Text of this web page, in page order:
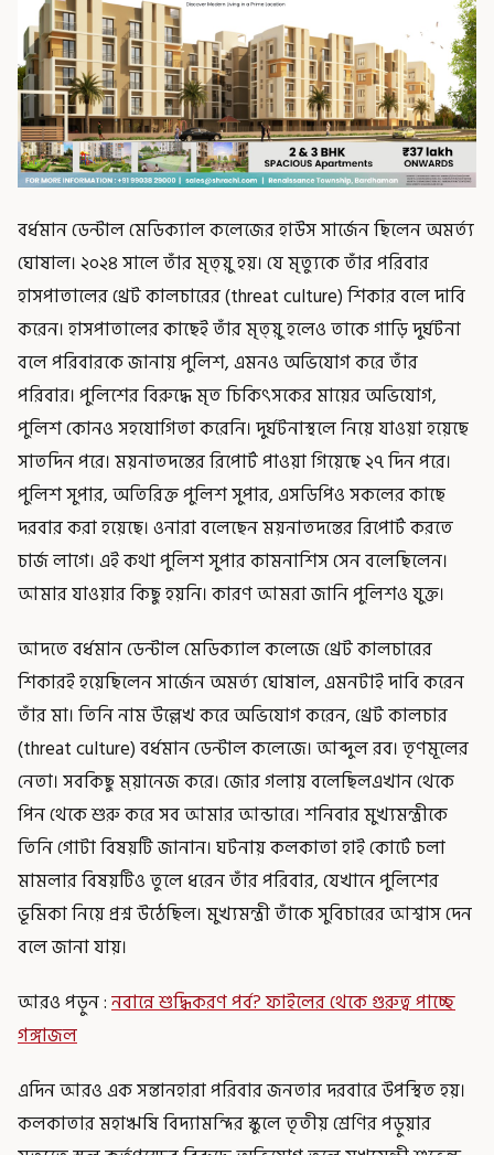
বর্ধমান ডেন্টাল মেডিক্যাল কলেজের হাউস সার্জেন ছিলেন অমর্ত্য
ঘোষাল। ২০২৪ সালে তাঁর মৃত্য়ু হয়। যে মৃত্যুকে তাঁর পরিবার
হাসপাতালের থ্রেট কালচারের (threat culture) শিকার বলে দাবি
করেন। হাসপাতালের কাছেই তাঁর মৃত্য়ু হলেও তাকে গাড়ি দুর্ঘটনা
বলে পরিবারকে জানায় পুলিশ, এমনও অভিযোগ করে তাঁর
পরিবার। পুলিশের বিরুদ্ধে মৃত চিকিৎসকের মায়ের অভিযোগ,
পুলিশ কোনও সহযোগিতা করেনি। দুর্ঘটনাস্থলে নিয়ে যাওয়া হয়েছে
সাতদিন পরে। ময়নাতদন্তের রিপোর্ট পাওয়া গিয়েছে ২৭ দিন পরে।
পুলিশ সুপার, অতিরিক্ত পুলিশ সুপার, এসডিপিও সকলের কাছে
দরবার করা হয়েছে। ওনারা বলেছেন ময়নাতদন্তের রিপোর্ট করতে
চার্জ লাগে। এই কথা পুলিশ সুপার কামনাশিস সেন বলেছিলেন।
আমার যাওয়ার কিছু হয়নি। কারণ আমরা জানি পুলিশও যুক্ত।
আদতে বর্ধমান ডেন্টাল মেডিক্যাল কলেজে থ্রেট কালচারের
শিকারই হয়েছিলেন সার্জেন অমর্ত্য ঘোষাল, এমনটাই দাবি করেন
তাঁর মা। তিনি নাম উল্লেখ করে অভিযোগ করেন, থ্রেট কালচার
(threat culture) বর্ধমান ডেন্টাল কলেজে। আব্দুল রব। তৃণমূলের
নেতা। সবকিছু ম্য়ানেজ করে। জোর গলায় বলেছিলএখান থেকে
পিন থেকে শুরু করে সব আমার আন্ডারে। শনিবার মুখ্যমন্ত্রীকে
তিনি গোটা বিষয়টি জানান। ঘটনায় কলকাতা হাই কোর্টে চলা
মামলার বিষয়টিও তুলে ধরেন তাঁর পরিবার, যেখানে পুলিশের
ভূমিকা নিয়ে প্রশ্ন উঠেছিল। মুখ্যমন্ত্রী তাঁকে সুবিচারের আশ্বাস দেন
বলে জানা যায়।
আরও পড়ুন :নবান্নে শুদ্ধিকরণ পর্ব? ফাইলের থেকে গুরুত্ব পাচ্ছে
গঙ্গাজল
এদিন আরও এক সন্তানহারা পরিবার জনতার দরবারে উপস্থিত হয়।
কলকাতার মহাঋষি বিদ্যামন্দির স্কুলে তৃতীয় শ্রেণির পড়ুয়ার